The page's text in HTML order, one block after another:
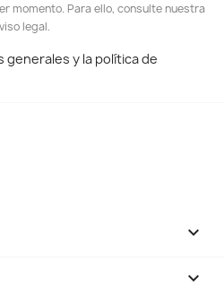
momento. Para ello, consulte nuestra
legal.
y la política de

